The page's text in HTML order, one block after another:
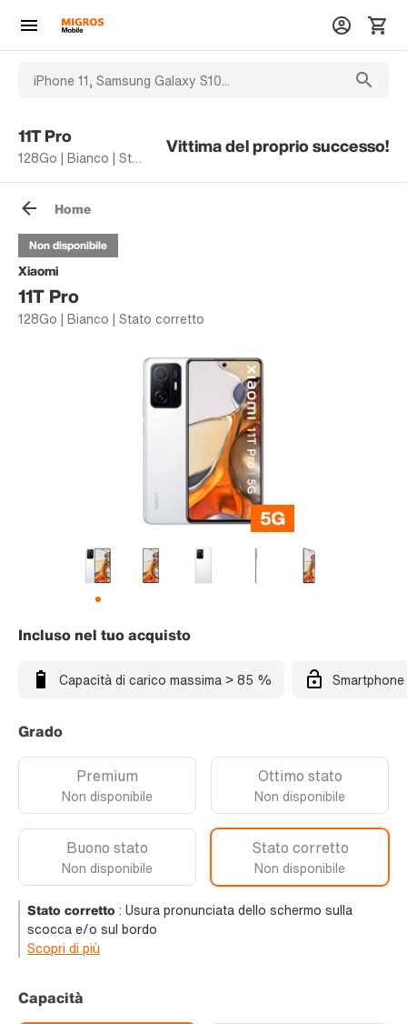
11T Pro
128Go | Bianco | Stato corretto
Vittima del proprio successo!
Home
Xiaomi
11T Pro
128Go | Bianco | Stato corretto
Non disponibile
Incluso nel tuo acquisto
Capacità di carico massima > 85 %
Grado
Premium
Non disponibile
Ottimo stato
Non disponibile
Buono stato
Non disponibile
Stato corretto
Non disponibile
Stato corretto: Usura pronunciata dello schermo sulla
scocca e/o sul bordo
Scopri di più
Capacità